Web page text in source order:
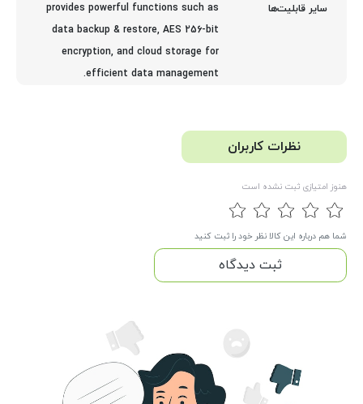
سایر قابلیت‌ها
provides powerful functions such as
data backup & restore, AES 256-bit
encryption, and cloud storage for
efficient data management.
نظرات کاربران
هنوز امتیازی ثبت نشده است
شما هم درباره این کالا نظر خود را ثبت کنید
ثبت دیدگاه